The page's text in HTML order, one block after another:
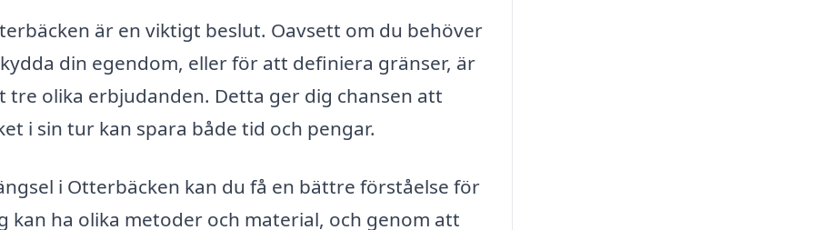
är en viktigt beslut. Oavsett om du behöver
din egendom, eller för att definiera gränser, är
olika erbjudanden. Detta ger dig chansen att
i sin tur kan spara både tid och pengar.
i Otterbäcken kan du få en bättre förståelse för
kan ha olika metoder och material, och genom att